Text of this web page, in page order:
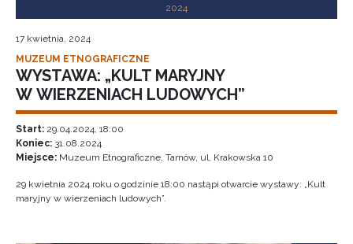
2024
17 kwietnia, 2024
MUZEUM ETNOGRAFICZNE
WYSTAWA: „KULT MARYJNY
W WIERZENIACH LUDOWYCH”
Start: 29.04.2024, 18:00
Koniec: 31.08.2024
Miejsce: Muzeum Etnograficzne, Tarnów, ul. Krakowska 10
29 kwietnia 2024 roku o godzinie 18:00 nastąpi otwarcie wystawy: „Kult
maryjny w wierzeniach ludowych”.